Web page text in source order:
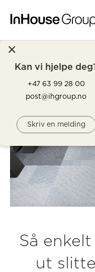
Kan vi hjelpe
+47 63 99 28 00
post@ihgroup.no
Skriv en melding
Så
ut